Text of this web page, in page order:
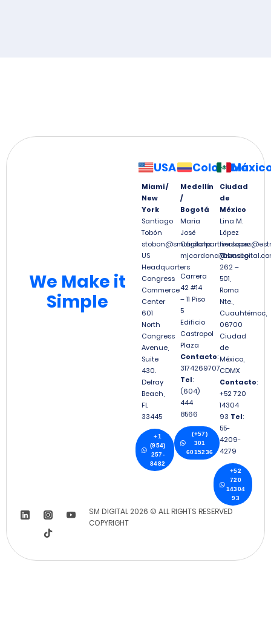
We Make it
Simple
USA
Miami /
New
York
Santiago
Tobón
stobon@smdigitalpartners.com
US
Headquarters
Congress
Commerce
Center
601
North
Congress
Avenue,
Suite
430.
Delray
Beach,
FL
33445
+1
(954)
257-
8482
Colombia
(+57)
301
6015236
Medellín
/
Bogotá
Maria
José
Cardona
Carrera
42 #14
– 11 Piso
5
Edificio
Castropol
Plaza
Contacto:
3174269707
Tel:
(604)
444
8566
+52
720
14304
93
Ciudad
de
México
Lina M.
López
Tabasco
262 –
501,
Roma
Nte.,
Cuauhtémoc,
06700
Ciudad
de
México,
CDMX
Contacto:
+52 720
14304
93 Tel:
55-
4209-
4279
SM DIGITAL 2026 © ALL RIGHTS RESERVED
COPYRIGHT